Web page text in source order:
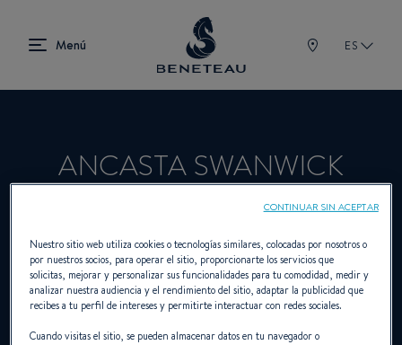
ES
ANCASTA SWANWICK
Concesionario Vela, Intraborda, First para
BENETEAU
Nuestro sitio web utiliza cookies o tecnologías similares, colocadas por nosotros o
por nuestros socios, para operar el sitio, proporcionarte los servicios que
solicitas, mejorar y personalizar sus funcionalidades para tu comodidad, medir y
analizar nuestra audiencia y el rendimiento del sitio, adaptar la publicidad que
recibes a tu perfil de intereses y permitirte interactuar con redes sociales.
Cuando visitas el sitio, se pueden almacenar datos en tu navegador o
CONTINUAR SIN ACEPTAR